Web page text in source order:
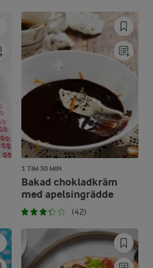
1 TIM 30 MIN
Bakad chokladkräm
med apelsingrädde
(42)